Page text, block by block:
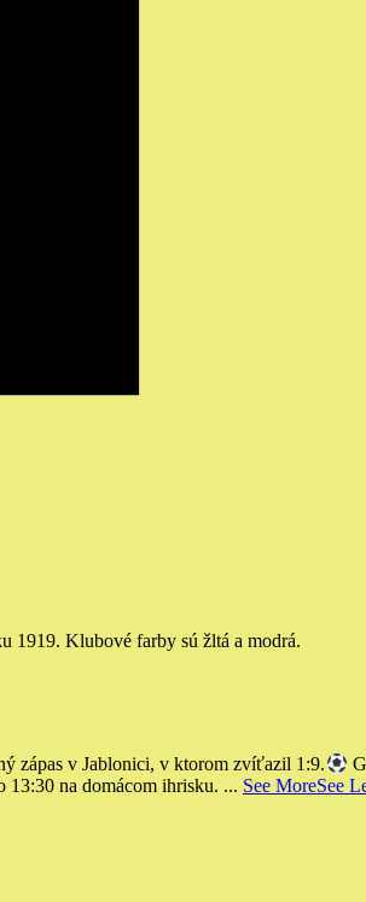
1919. Klubové farby sú žltá a modrá.
zápas v Jablonici, v ktorom zvíťazil 1:9.
13:30 na domácom ihrisku. ... See MoreSee